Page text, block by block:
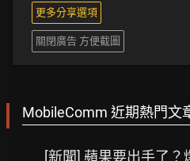
更多分享選項
關閉廣告 方便截圖
MobileComm 近期熱門文
[新聞] 蘋果要出手了